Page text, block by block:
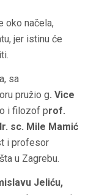
oko načela,
jer istinu će
sa
pružio g. Vice
i filozof prof.
sc. Mile Mamić
i profesor
u Zagrebu.
Jeliću,